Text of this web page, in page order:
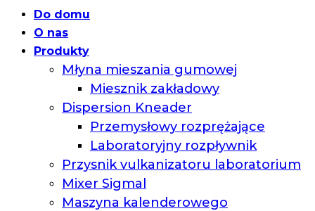
Do domu
O nas
Produkty
Młyna mieszania gumowej
Miesznik zakładowy
Dispersion Kneader
Przemysłowy rozprężające
Laboratoryjny rozpływnik
Przysnik vulkanizatoru laboratorium
Mixer Sigmal
Maszyna kalenderowego